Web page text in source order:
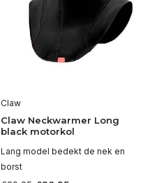
Claw
Claw Neckwarmer Long
black motorkol
Lang model bedekt de nek en
borst